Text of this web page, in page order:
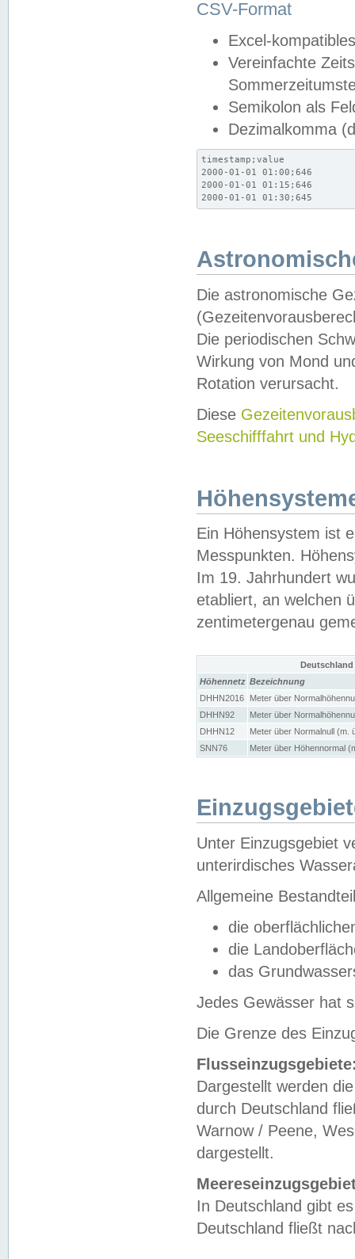
CSV-Format
Excel-
Vereinfachte
Semikolon als
Dezimalkomma
timestamp;value
2000-01-01 01:00;646
2000-01-01 01:15;646
2000-01-01 01:30;645
Die astronomische
Die periodischen
Wirkung von Mond
Rotation verursacht.
Diese
Seeschifffahrt und
Ein Höhensystem ist
Messpunkten.
Im 19. Jahrhundert
etabliert, an welchen
zentimetergenau
Höhennetz Bezeichnung
DHHN2016
Meter über
DHHN92
Meter über
DHHN12
Meter über Normalnull (m.
SNN76
Meter über Höhennormal
Unter Einzugsgebiet
unterirdisches
Allgemeine
die
die
das
Jedes Gewässer hat
Die Grenze des
Dargestellt werden
durch Deutschland
Warnow / Peene,
dargestellt.
In Deutschland gibt
Deutschland fließt